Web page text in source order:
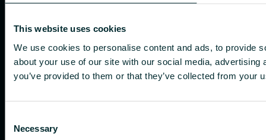
This website uses cookies
We use cookies to personalise content and ads, to provide
about your use of our site with our social media,
you’ve provided to them or that they’ve collected from your
Selection
Necessary